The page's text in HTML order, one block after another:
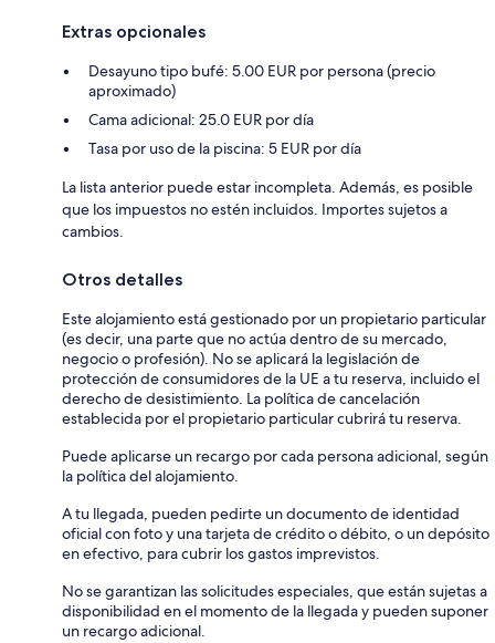
Extras opcionales
Desayuno tipo bufé: 5.00 EUR por persona (precio
aproximado)
Cama adicional: 25.0 EUR por día
Tasa por uso de la piscina: 5 EUR por día
La lista anterior puede estar incompleta. Además, es posible
que los impuestos no estén incluidos. Importes sujetos a
cambios.
Otros detalles
Este alojamiento está gestionado por un propietario particular
(es decir, una parte que no actúa dentro de su mercado,
negocio o profesión). No se aplicará la legislación de
protección de consumidores de la UE a tu reserva, incluido el
derecho de desistimiento. La política de cancelación
establecida por el propietario particular cubrirá tu reserva.
Puede aplicarse un recargo por cada persona adicional, según
la política del alojamiento.
A tu llegada, pueden pedirte un documento de identidad
oficial con foto y una tarjeta de crédito o débito, o un depósito
en efectivo, para cubrir los gastos imprevistos.
No se garantizan las solicitudes especiales, que están sujetas a
disponibilidad en el momento de la llegada y pueden suponer
un recargo adicional.